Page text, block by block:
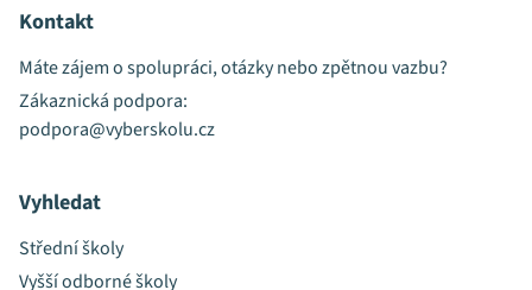
Kontakt
Máte zájem o spolupráci, otázky nebo zpětnou vazbu?
Zákaznická podpora:
podpora@vyberskolu.cz
Vyhledat
Střední školy
Vyšší odborné školy